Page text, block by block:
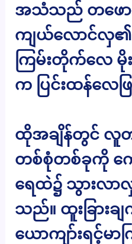
အသံသည် တဖော
ကျယ်လောင်လှ၏
ကြမ်းတိုက်လေ မိုး
က ပြင်းထန်လေ
ထိုအချိန်တွင်
တစ်စုံတစ်ခုကို ကျ
ရေထဲ၌ သွားလာ
သည်။ ထူးခြား
ယောကျာ်းရင့်မ